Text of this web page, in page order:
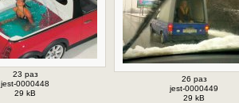
23 раз
jest-0000448
29 kB
26 раз
jest-0000449
29 kB